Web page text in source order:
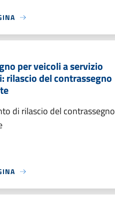
per veicoli a servizio
rilascio del contrassegno
di rilascio del contrassegno